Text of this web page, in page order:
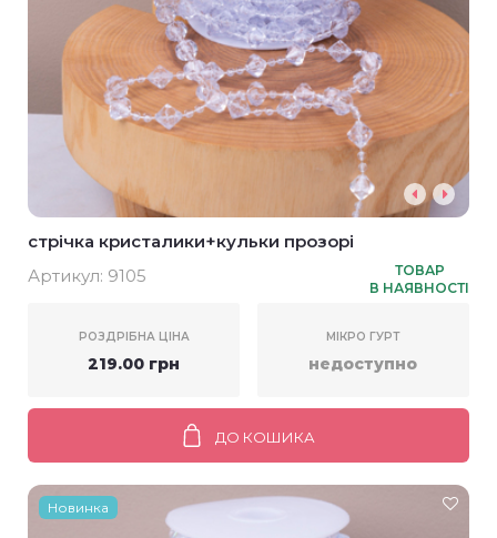
стрічка кристалики+кульки прозорі
Артикул: 9105
ТОВАР
В НАЯВНОСТІ
РОЗДРІБНА ЦІНА
219.00 грн
МІКРО ГУРТ
недоступно
ДО КОШИКА
Новинка